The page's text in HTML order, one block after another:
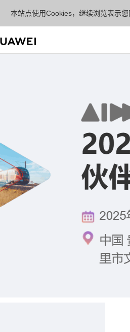
本站点使用Cookies，继续浏览表示